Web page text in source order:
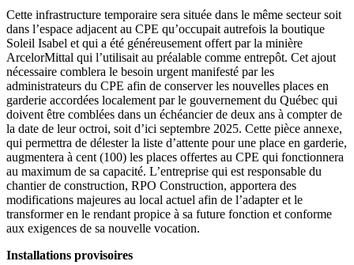
Cette infrastructure temporaire sera située dans le même secteur soit
dans l’espace adjacent au CPE qu’occupait autrefois la boutique
Soleil Isabel et qui a été généreusement offert par la minière
ArcelorMittal qui l’utilisait au préalable comme entrepôt. Cet ajout
nécessaire comblera le besoin urgent manifesté par les
administrateurs du CPE afin de conserver les nouvelles places en
garderie accordées localement par le gouvernement du Québec qui
doivent être comblées dans un échéancier de deux ans à compter de
la date de leur octroi, soit d’ici septembre 2025. Cette pièce annexe,
qui permettra de délester la liste d’attente pour une place en garderie,
augmentera à cent (100) les places offertes au CPE qui fonctionnera
au maximum de sa capacité. L’entreprise qui est responsable du
chantier de construction, RPO Construction, apportera des
modifications majeures au local actuel afin de l’adapter et le
transformer en le rendant propice à sa future fonction et conforme
aux exigences de sa nouvelle vocation.
Installations provisoires